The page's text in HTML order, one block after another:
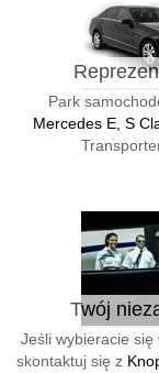
Park
Mercedes E, S
Twój
Jeśli wybieracie się
skontaktuj się z